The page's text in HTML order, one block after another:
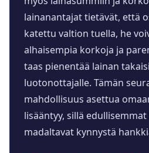
lainanantajat tietävät, että
katettu valtion tuella, he
alhaisempia korkoja ja
taas pienentää lainan
luotonottajalle. Tämän
mahdollisuus asettua
lisääntyy, sillä
madaltavat kynnystä